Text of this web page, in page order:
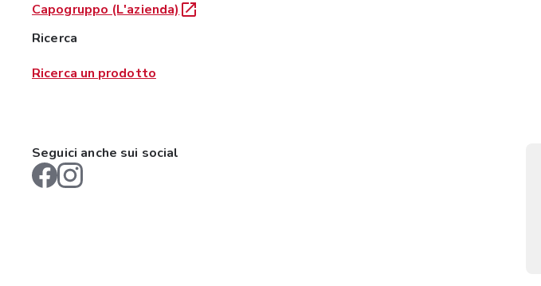
Capogruppo (L'azienda)
Ricerca
Ricerca un prodotto
Seguici anche sui social